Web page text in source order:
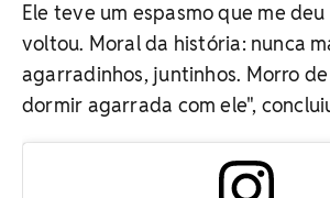
Ele teve um espasmo que me
voltou. Moral da história: nunca
agarradinhos, juntinhos. Morro
dormir agarrada com ele",